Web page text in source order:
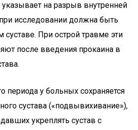
на разрыв внутренней
исследовании должна быть
суставе. При острой травме эти
после введения прокаина в
периода у больных сохраняется
сустава («подвывихивание»),
укреплять сустав с